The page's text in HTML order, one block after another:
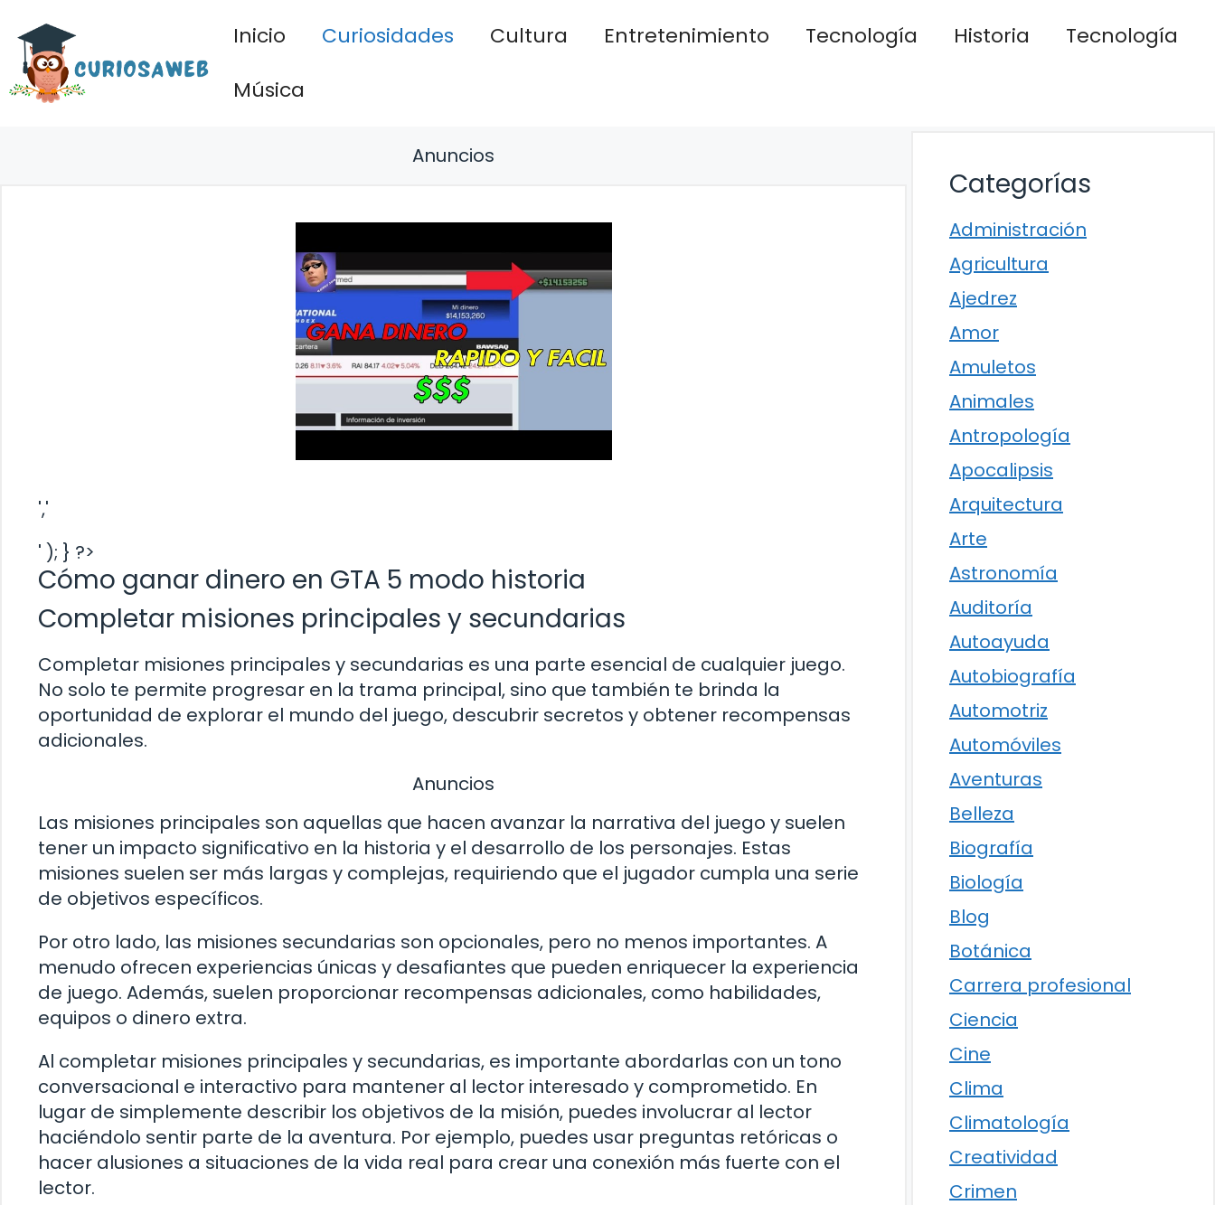
contenido
Inicio Curiosidades Cultura Entretenimiento Tecnología Historia
Tecnología
Música
Anuncios
','
' ); } ?>
Cómo ganar dinero en GTA 5 modo historia
Completar misiones principales y secundarias
Completar misiones principales y secundarias es una parte esencial de cualquier juego.
No solo te permite progresar en la trama principal, sino que también te brinda la
oportunidad de explorar el mundo del juego, descubrir secretos y obtener recompensas
adicionales.
Anuncios
Las misiones principales son aquellas que hacen avanzar la narrativa del juego y suelen
tener un impacto significativo en la historia y el desarrollo de los personajes. Estas
misiones suelen ser más largas y complejas, requiriendo que el jugador cumpla una serie
de objetivos específicos.
Por otro lado, las misiones secundarias son opcionales, pero no menos importantes. A
menudo ofrecen experiencias únicas y desafiantes que pueden enriquecer la experiencia
de juego. Además, suelen proporcionar recompensas adicionales, como habilidades,
equipos o dinero extra.
Al completar misiones principales y secundarias, es importante abordarlas con un tono
conversacional e interactivo para mantener al lector interesado y comprometido. En
lugar de simplemente describir los objetivos de la misión, puedes involucrar al lector
haciéndolo sentir parte de la aventura. Por ejemplo, puedes usar preguntas retóricas o
hacer alusiones a situaciones de la vida real para crear una conexión más fuerte con el
lector.
Categorías
Administración
Agricultura
Ajedrez
Amor
Amuletos
Animales
Antropología
Apocalipsis
Arquitectura
Arte
Astronomía
Auditoría
Autoayuda
Autobiografía
Automotriz
Automóviles
Aventuras
Belleza
Biografía
Biología
Blog
Botánica
Carrera profesional
Ciencia
Cine
Clima
Climatología
Creatividad
Crimen